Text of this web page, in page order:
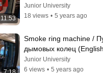
11:53
Russian)
Junior University
18 views • 5 years ago
Smoke ring machine /
дымовых колец
Russian)
Junior University
6 views • 5 years ago